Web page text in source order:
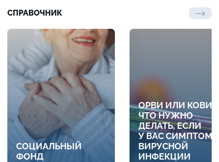
СПРАВОЧНИК
СОЦИАЛЬНЫЙ
ФОНД
ОРВИ ИЛИ
ЧТО НУЖНО
ДЕЛАТЬ, ЕСЛИ
У ВАС
ВИРУСНОЙ
ИНФЕКЦИИ